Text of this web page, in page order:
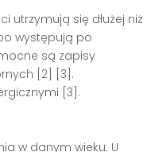
utrzymują się dłużej niż
występują po
są zapisy
[2] [3].
[3].
w danym wieku. U